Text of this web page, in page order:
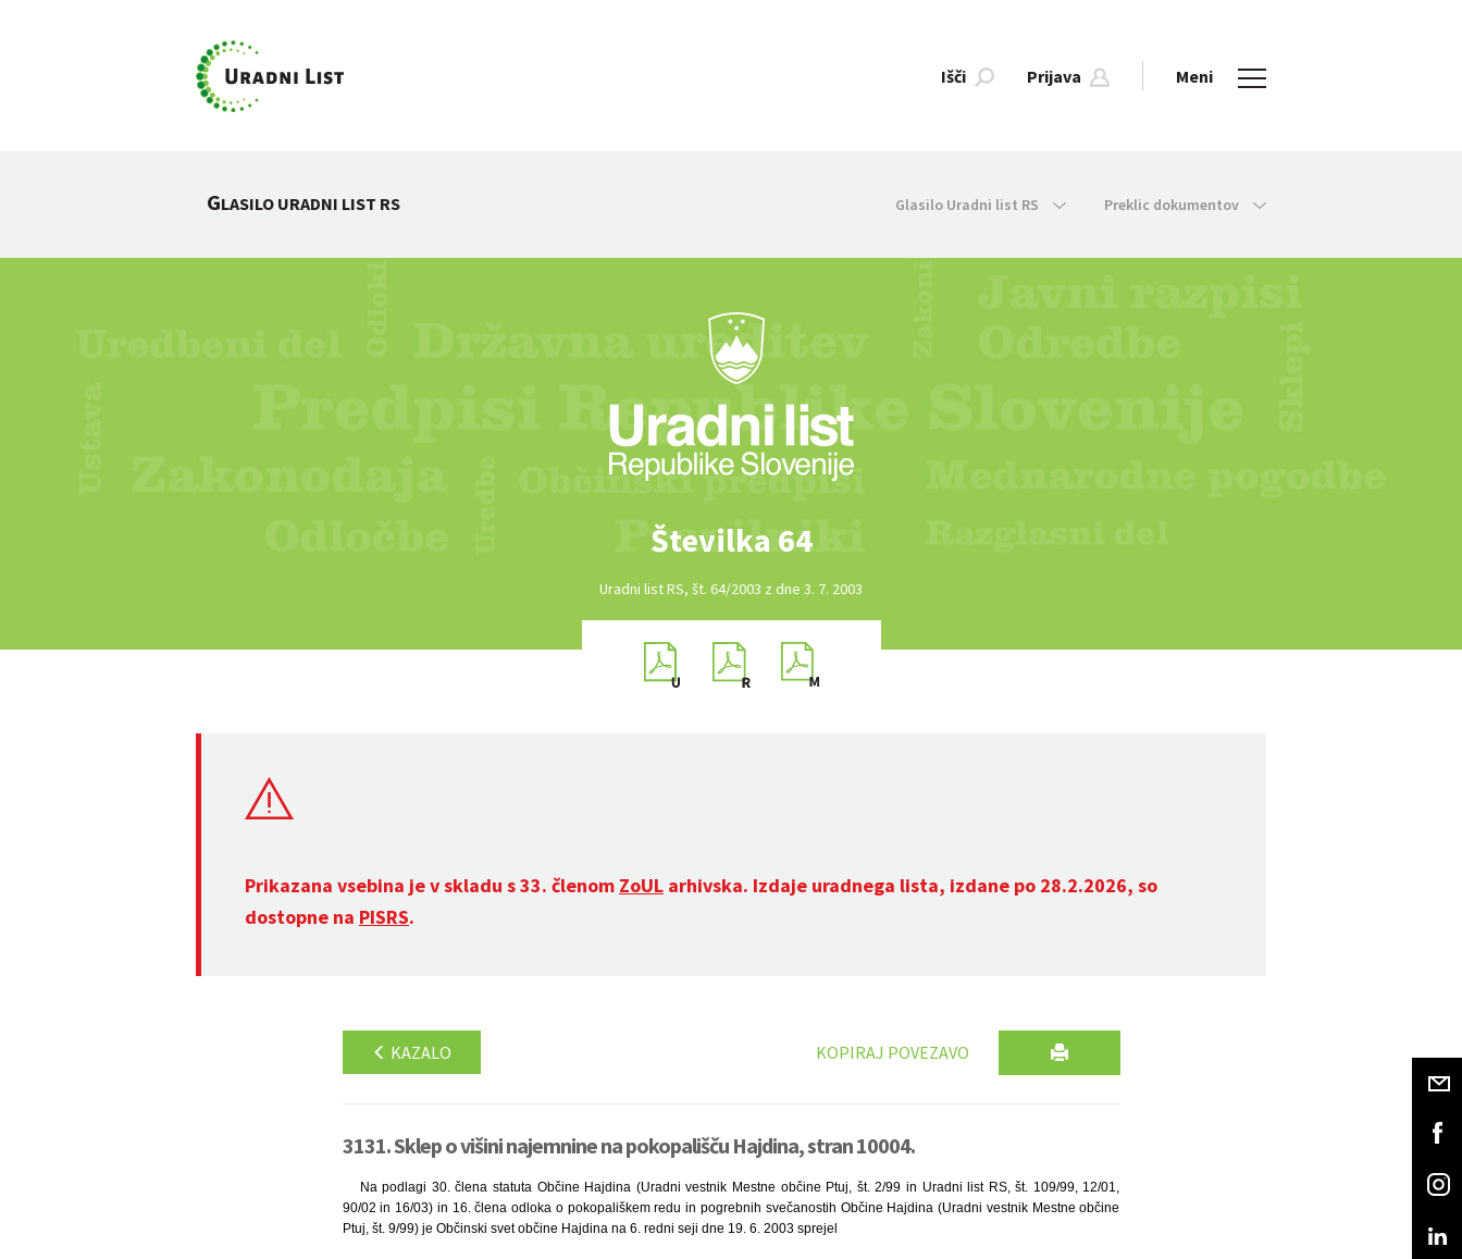
Išči Prijava Meni
GLASILO URADNI LIST RS Glasilo Uradni list RS Preklic dokumentov
Številka 64
Uradni list RS, št. 64/2003 z dne 3. 7. 2003
Prikazana vsebina je v skladu s 33. členom ZoUL arhivska. Izdaje uradnega lista, izdane po 28.2.2026, so
dostopne na PISRS.
KAZALO KOPIRAJ POVEZAVO
3131. Sklep o višini najemnine na pokopališču Hajdina, stran 10004.
Na podlagi 30. člena statuta Občine Hajdina (Uradni vestnik Mestne občine Ptuj, št. 2/99 in Uradni list RS, št. 109/99, 12/01,
90/02 in 16/03) in 16. člena odloka o pokopališkem redu in pogrebnih svečanostih Občine Hajdina (Uradni vestnik Mestne občine
Ptuj, št. 9/99) je Občinski svet občine Hajdina na 6. redni seji dne 19. 6. 2003 sprejel